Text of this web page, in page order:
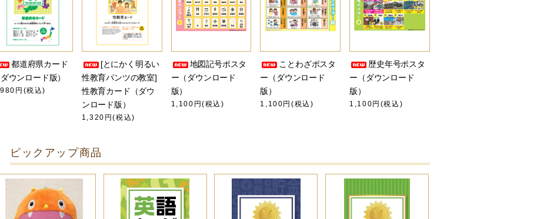
都道府県カード
ダウンロード版）
円(税込)
[とにかく明るい
性教育パンツの教室]
性教育カード（ダウ
ンロード版）
1,320円(税込)
地図記号ポスタ
ー（ダウンロード
版）
1,100円(税込)
ことわざポスタ
ー（ダウンロード
版）
1,100円(税込)
歴史年号ポスタ
ー（ダウンロード
版）
1,100円(税込)
ピックアップ商品